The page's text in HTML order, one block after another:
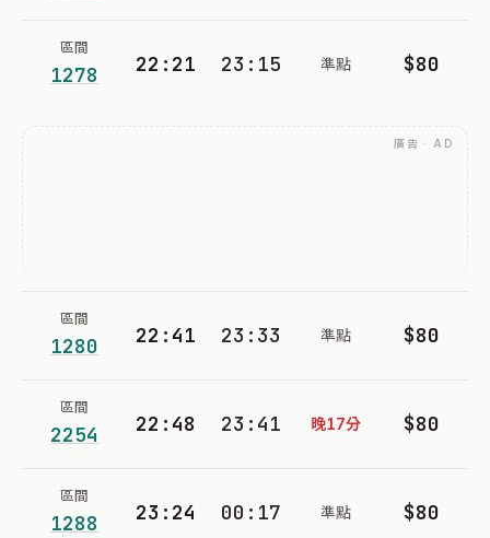
區間
1278 22:21 23:15 準點 $80
廣告 · AD
區間
1280 22:41 23:33 準點 $80
區間
2254 22:48 23:41 晚17分 $80
區間
1288 23:24 00:17 準點 $80